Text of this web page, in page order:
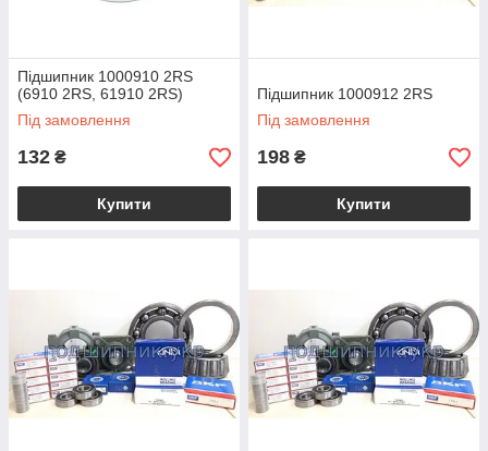
Підшипник 1000910 2RS
(6910 2RS, 61910 2RS)
Під замовлення
132 ₴
Купити
Підшипник 1000912 2RS
Під замовлення
198 ₴
Купити